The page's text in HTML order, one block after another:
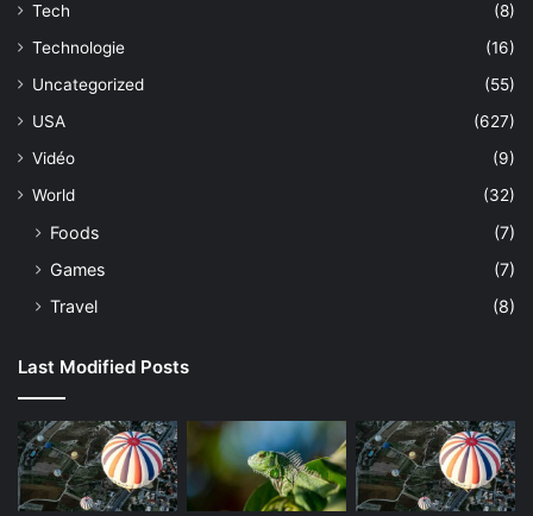
Tech
(8)
Technologie
(16)
Uncategorized
(55)
USA
(627)
Vidéo
(9)
World
(32)
Foods
(7)
Games
(7)
Travel
(8)
Last Modified Posts